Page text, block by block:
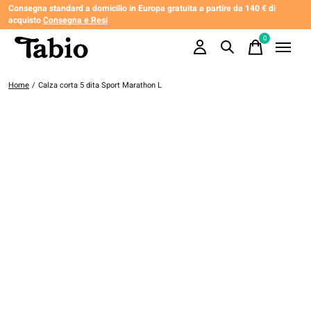
Consegna standard a domicilio in Europa gratuita a partire da 140 € di
acquistoConsegna e Resi
0items
Home / Calza corta 5 dita Sport Marathon L